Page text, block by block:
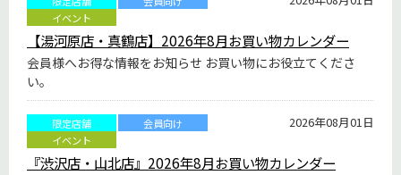
イベント
【湯河原店・真鶴店】2026年8月お買い物カレンダー
会員様へお得な情報をお知らせ お買い物にお役立てくださ
い。
2026年08月01日
限定店舗
会員向け
イベント
『渋沢店・山北店』2026年8月お買い物カレンダー